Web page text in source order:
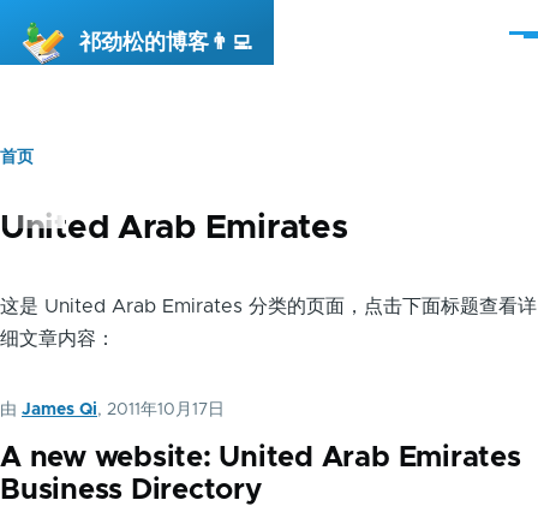
祁劲松的博客👨‍💻
菜
面
包
首页
United Arab Emirates
这是 United Arab Emirates 分类的页面，点击下面标题查看详
细文章内容：
由 James Qi, 2011年10月17日
A new website: United Arab Emirates
Business Directory